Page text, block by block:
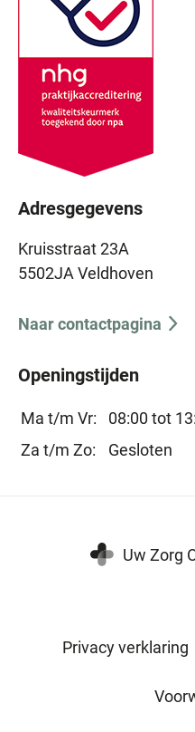
Adresgegevens
Kruisstraat 23A
5502JA Veldhoven
Naar contactpagina
Openingstijden
Ma t/m Vr: 08:00 tot
Za t/m Zo:
Gesloten
Uw Zorg
Privacy verklaring